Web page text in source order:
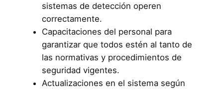
sistemas de detección operen
correctamente.
Capacitaciones del personal para
garantizar que todos estén al tanto de
las normativas y procedimientos de
seguridad vigentes.
Actualizaciones en el sistema según